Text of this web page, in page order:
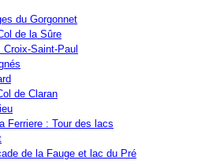
du Gorgonnet
de la Sûre
Saint-Paul
de Claran
Ferriere : Tour des lacs
de la Fauge et lac du Pré